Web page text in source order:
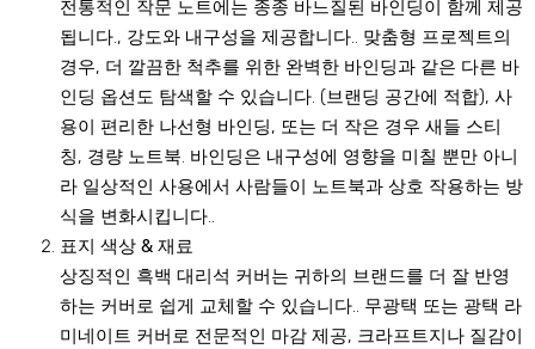
전통적인 작문 노트에는 종종 바느질된 바인딩이 함께 제공
됩니다., 강도와 내구성을 제공합니다.. 맞춤형 프로젝트의
경우, 더 깔끔한 척추를 위한 완벽한 바인딩과 같은 다른 바
인딩 옵션도 탐색할 수 있습니다. (브랜딩 공간에 적합), 사
용이 편리한 나선형 바인딩, 또는 더 작은 경우 새들 스티
칭, 경량 노트북. 바인딩은 내구성에 영향을 미칠 뿐만 아니
라 일상적인 사용에서 사람들이 노트북과 상호 작용하는 방
식을 변화시킵니다..
표지 색상 & 재료
상징적인 흑백 대리석 커버는 귀하의 브랜드를 더 잘 반영
하는 커버로 쉽게 교체할 수 있습니다.. 무광택 또는 광택 라
미네이트 커버로 전문적인 마감 제공, 크라프트지나 질감이